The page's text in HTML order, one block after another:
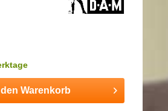
den Warenkorb